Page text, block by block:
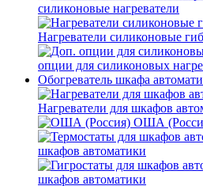
силиконовые нагреватели
Нагреватели силиконовые
опции для силиконовых
Обогреватель шкафа
Нагреватели для шкафов
ОША
шкафов автоматики
шкафов автоматики